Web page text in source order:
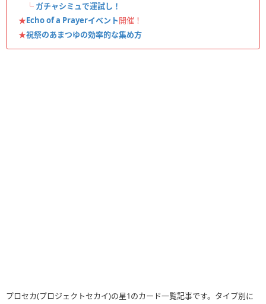
└ ガチャシミュで運試し！
★Echo of a Prayerイベント開催！
★祝祭のあまつゆの効率的な集め方
プロセカ(プロジェクトセカイ)の星1のカード一覧記事です。タイプ別に